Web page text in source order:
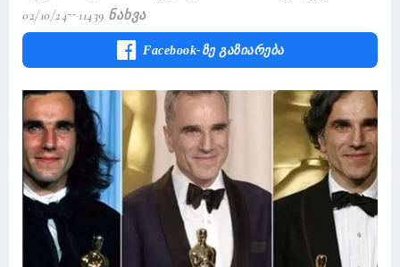
02/10/24 11439 Ნახვა
Facebook-Ზე Გაზიარება